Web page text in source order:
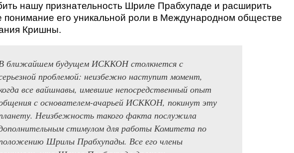
нашу признательность Шриле Прабхупаде и расширить
понимание его уникальной роли в Международном обществе
Кришны.
ближайшем будущем ИСККОН столкнется с
проблемой: неизбежно наступит момент,
все вайшнавы, имевшие непосредственный опыт
с основателем-ачарьей ИСККОН, покинут эту
Неизбежность такого факта послужила
стимулом для работы Комитета по
Шрилы Прабхупады. Все его члены